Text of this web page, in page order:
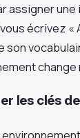
assigner une
écrivez «
son
les clés